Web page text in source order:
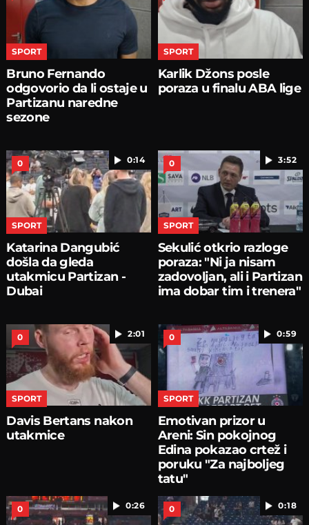
SPORT
Bruno Fernando
odgovorio da li ostaje u
Partizanu naredne
sezone
SPORT
Karlik Džons posle
poraza u finalu ABA lige
0:14
0
SPORT
Katarina Dangubić
došla da gleda
utakmicu Partizan -
Dubai
3:52
0
SPORT
Sekulić otkrio razloge
poraza: "Ni ja nisam
zadovoljan, ali i Partizan
ima dobar tim i trenera"
2:01
0
SPORT
Davis Bertans nakon
utakmice
0:59
0
SPORT
Emotivan prizor u
Areni: Sin pokojnog
Edina pokazao crtež i
poruku "Za najboljeg
tatu"
0:26
0 0:18
0